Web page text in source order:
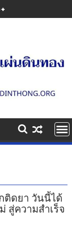
ติดยา วันนี้ได้
สู่ความสำเร็จ